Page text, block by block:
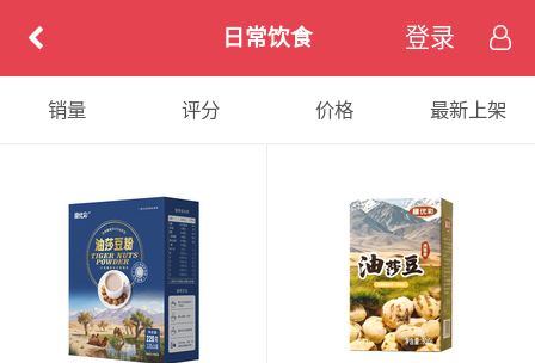
日常饮食 登录
销量 评分 价格 最新上架